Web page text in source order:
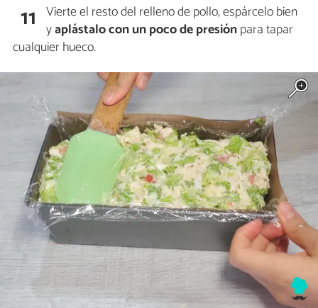
11 Vierte el resto del relleno de pollo, espárcelo bien
yaplástalo con un poco de presiónpara tapar
cualquier hueco.